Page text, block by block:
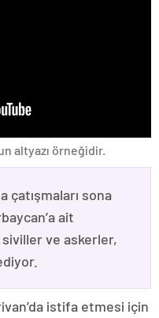
altyazı örneğidir.
çatışmaları sona
ait
ve askerler,
istifa etmesi için